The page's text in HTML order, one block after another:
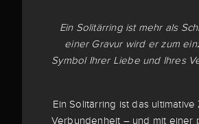
Ein Solitärring ist mehr als
einer Gravur wird er zum
Symbol Ihrer Liebe und Ihres
Ein Solitärring ist das
Verbundenheit – und mit einer